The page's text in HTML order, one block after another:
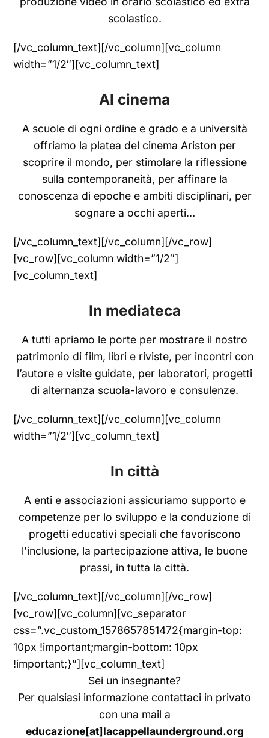
scolastico.
[/vc_column_text][/vc_column][vc_column
width=”1/2″][vc_column_text]
Al cinema
A scuole di ogni ordine e grado e a università
offriamo la platea del cinema Ariston per
scoprire il mondo, per stimolare la riflessione
sulla contemporaneità, per affinare la
conoscenza di epoche e ambiti disciplinari, per
sognare a occhi aperti…
[/vc_column_text][/vc_column][/vc_row]
[vc_row][vc_column width=”1/2″]
[vc_column_text]
In mediateca
A tutti apriamo le porte per mostrare il nostro
patrimonio di film, libri e riviste, per incontri con
l’autore e visite guidate, per laboratori, progetti
di alternanza scuola-lavoro e consulenze.
[/vc_column_text][/vc_column][vc_column
width=”1/2″][vc_column_text]
In città
A enti e associazioni assicuriamo supporto e
competenze per lo sviluppo e la conduzione di
progetti educativi speciali che favoriscono
l’inclusione, la partecipazione attiva, le buone
prassi, in tutta la città.
[/vc_column_text][/vc_column][/vc_row]
[vc_row][vc_column][vc_separator
css=”.vc_custom_1578657851472{margin-top:
10px !important;margin-bottom: 10px
!important;}”][vc_column_text]
Sei un insegnante?
Per qualsiasi informazione contattaci in privato
con una mail a
educazione[at]lacappellaunderground.org